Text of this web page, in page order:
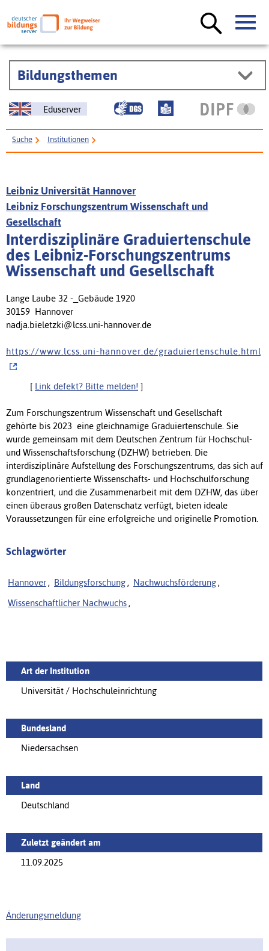
Bildungsthemen
Eduserver
Suche Institutionen
Leibniz Universität Hannover
Leibniz Forschungszentrum Wissenschaft und
Gesellschaft
Interdisziplinäre Graduiertenschule
des Leibniz-Forschungszentrums
Wissenschaft und Gesellschaft
Lange Laube 32 -_Gebäude 1920
30159 Hannover
nadja.bieletzki@lcss.uni-hannover.de
h t t p s : / / w w w . l c s s . u n i - h a n n o v e r . d e / g r a d u i e r t e n s c h u l e . h t m l
[ Link defekt? Bitte melden! ]
Zum Forschungszentrum Wissenschaft und Gesellschaft
gehörte bis 2023 eine gleichnamige Graduiertenschule. Sie
wurde gemeinsam mit dem Deutschen Zentrum für Hochschul-
und Wissenschaftsforschung (DZHW) betrieben. Die
interdisziplinäre Aufstellung des Forschungszentrums, das sich auf
grundlagenorientierte Wissenschafts- und Hochschulforschung
konzentriert, und die Zusammenarbeit mit dem DZHW, das über
einen überaus großen Datenschatz verfügt, bieten ideale
Voraussetzungen für eine erfolgreiche und originelle Promotion.
Schlagwörter
Hannover , Bildungsforschung , Nachwuchsförderung ,
Wissenschaftlicher Nachwuchs ,
Art der Institution
Universität / Hochschuleinrichtung
Bundesland
Niedersachsen
Land
Deutschland
Zuletzt geändert am
11.09.2025
Änderungsmeldung